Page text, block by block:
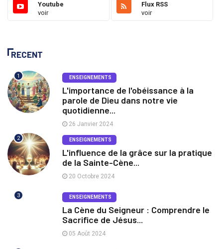
Youtube
voir
Flux RSS
voir
RECENT
1 ENSEIGNEMENTS
L'importance de l'obéissance à la
parole de Dieu dans notre vie
quotidienne...
26 Janvier 2024
2 ENSEIGNEMENTS
L'influence de la grâce sur la pratique
de la Sainte-Cène...
20 Octobre 2024
3 ENSEIGNEMENTS
La Cène du Seigneur : Comprendre le
Sacrifice de Jésus...
05 Août 2024